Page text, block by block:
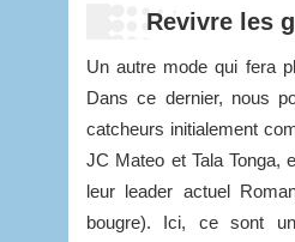
Revivre les
Un autre mode qui fera
Dans ce dernier, nous
catcheurs initialement
JC Mateo et Tala Tonga,
leur leader actuel
bougre). Ici, ce sont